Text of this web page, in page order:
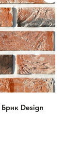
Design